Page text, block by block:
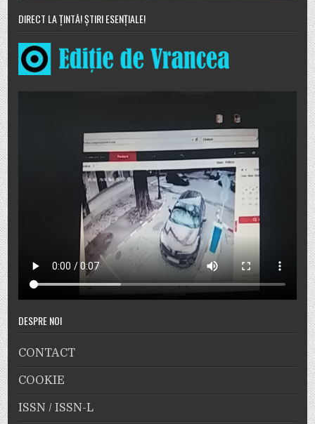
DIRECT LA ȚINTĂ! ȘTIRI ESENȚIALE!
DESPRE NOI
CONTACT
COOKIE
ISSN / ISSN-L